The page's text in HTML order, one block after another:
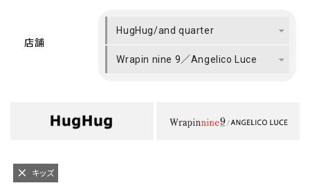
店舗
HugHug/and quarter
Wrapin nine 9／Angelico Luce
キッズ